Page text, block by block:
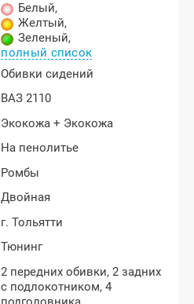
Белый,
Желтый,
Зеленый,
полный список
Обивки сидений
ВАЗ 2110
Экокожа + Экокожа
На пенолитье
Ромбы
Двойная
г. Тольятти
Тюнинг
2 передних обивки, 2 задних
с подлокотником, 4